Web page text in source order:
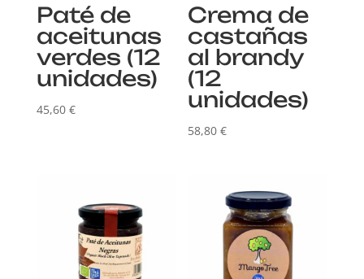
Paté de
aceitunas
verdes (12
unidades)
45,60 €
Crema de
castañas
al brandy
(12
unidades)
58,80€